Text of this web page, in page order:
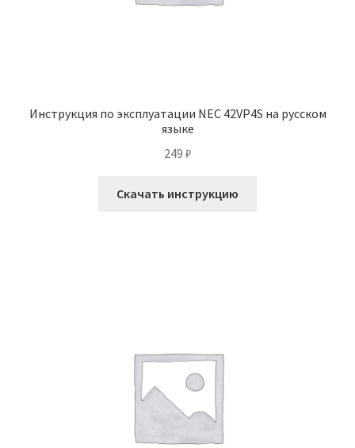
Инструкция по эксплуатации NEC 42VP4S на русском
языке
249 ₽
Скачать инструкцию